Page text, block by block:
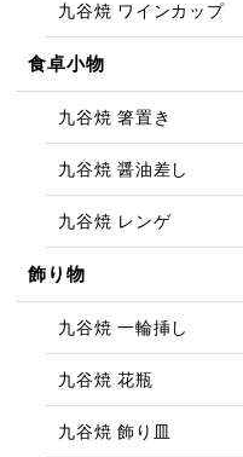
九谷焼 ワインカップ
食卓小物
九谷焼 箸置き
九谷焼 醤油差し
九谷焼 レンゲ
飾り物
九谷焼 一輪挿し
九谷焼 花瓶
九谷焼 飾り皿